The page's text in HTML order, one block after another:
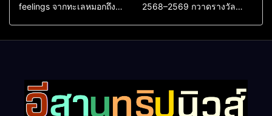
feelings จากทะเลหมอกถึง
2568–2569 กวาดรางวัล